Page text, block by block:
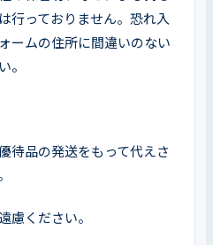
行っておりません。恐れ入
ームの住所に間違いのない
。
待品の発送をもって代えさ
慮ください。